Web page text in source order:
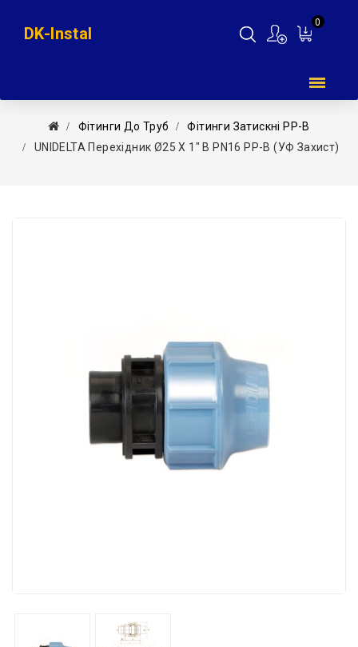
0
DK-Instal
Фітинги До Труб
Фітинги Затискні PP-B
UNIDELTA Перехідник Ø25 Х 1″ В PN16 PP-B (УФ Захист)